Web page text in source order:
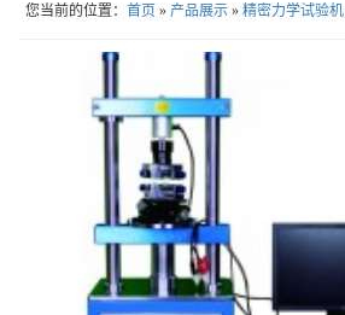
您当前的位置： 首页 » 产品展示 » 精密力学试验机